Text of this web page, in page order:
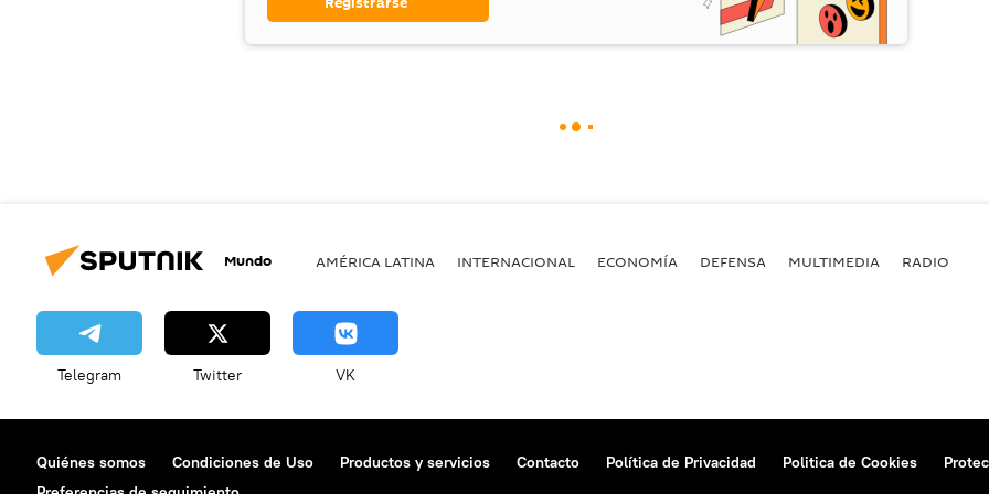
Mundo AMÉRICA LATINA INTERNACIONAL ECONOMÍA DEFENSA MULTIMEDIA RADIO
Telegram Twitter VK
Quiénes somos Condiciones de Uso Productos y servicios Contacto Política de Privacidad Politica de Cookies